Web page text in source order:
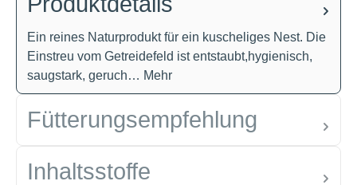
Ein reines Naturprodukt für ein kuscheliges Nest. Die
Einstreu vom Getreidefeld ist entstaubt,hygienisch,
saugstark, geruch… Mehr
Fütterungsempfehlung
Inhaltsstoffe